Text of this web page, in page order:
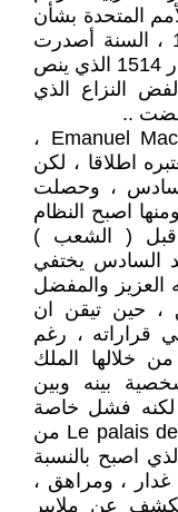
المتحدة بشأن
الصحراء الغربية ، كان في سنة 1960 ، السنة أصدرت
فيها الجمعية العامة للأمم المتحدة القرار 1514 الذي ينص
النزاع الذي
ليس هذه وحدها الإهانة للرئيس Emanuel Macron ،
اطلاقا ، لكن
، وحصلت
اصبح النظام
قبل ( الشعب )
السادس يختفي
العزيز والمفضل
، حين تيقن ان
قراراته ، رغم
خلالها الملك
بينه وبين
لكنه فشل خاصة
عندما امتنع قصر " الاليزيه " Le palais de l’Elysée من
اصبح بالنسبة
، ومراهق ،
عن ملايير